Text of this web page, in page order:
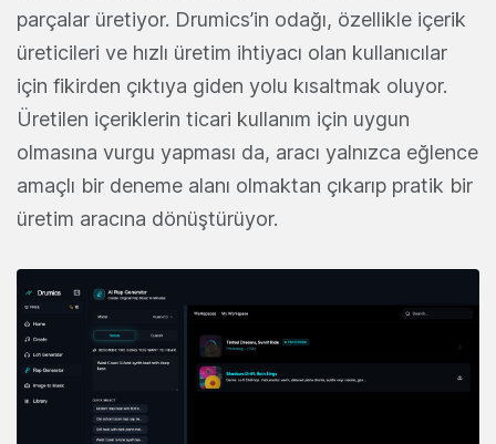
parçalar üretiyor. Drumics’in odağı, özellikle içerik
üreticileri ve hızlı üretim ihtiyacı olan kullanıcılar
için fikirden çıktıya giden yolu kısaltmak oluyor.
Üretilen içeriklerin ticari kullanım için uygun
olmasına vurgu yapması da, aracı yalnızca eğlence
amaçlı bir deneme alanı olmaktan çıkarıp pratik bir
üretim aracına dönüştürüyor.